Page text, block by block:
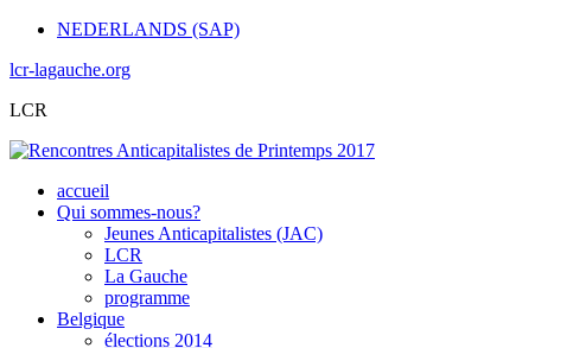
NEDERLANDS (SAP)
lcr-lagauche.org
LCR
accueil
Qui sommes-nous?
Jeunes Anticapitalistes (JAC)
LCR
La Gauche
programme
Belgique
élections 2014